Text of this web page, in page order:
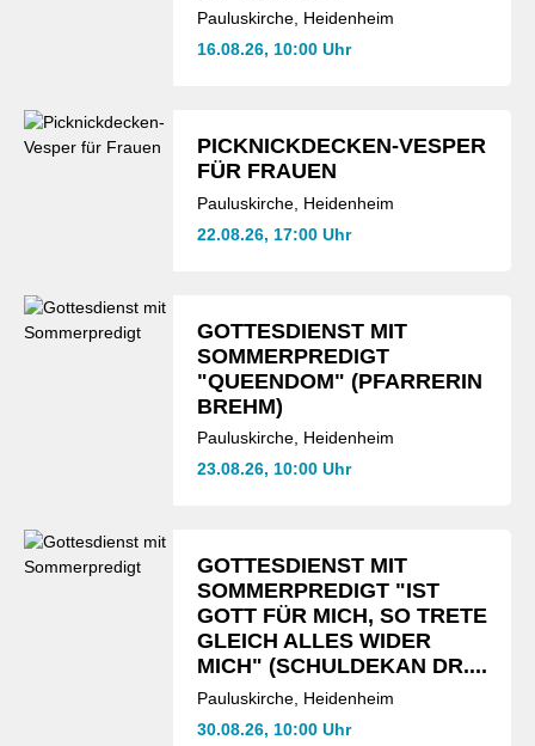
Pauluskirche, Heidenheim
16.08.26, 10:00 Uhr
PICKNICKDECKEN-VESPER
FÜR FRAUEN
Pauluskirche, Heidenheim
22.08.26, 17:00 Uhr
GOTTESDIENST MIT
SOMMERPREDIGT
"QUEENDOM" (PFARRERIN
BREHM)
Pauluskirche, Heidenheim
23.08.26, 10:00 Uhr
GOTTESDIENST MIT
SOMMERPREDIGT "IST
GOTT FÜR MICH, SO TRETE
GLEICH ALLES WIDER
MICH" (SCHULDEKAN DR....
Pauluskirche, Heidenheim
30.08.26, 10:00 Uhr